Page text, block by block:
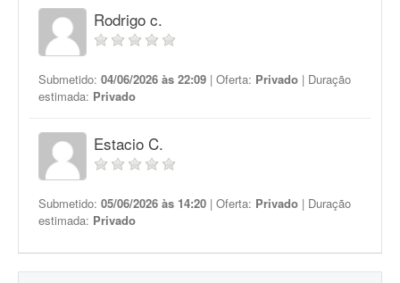
Rodrigo c.
Submetido: 04/06/2026 às 22:09 | Oferta: Privado | Duração
estimada: Privado
Estacio C.
Submetido: 05/06/2026 às 14:20 | Oferta: Privado | Duração
estimada: Privado